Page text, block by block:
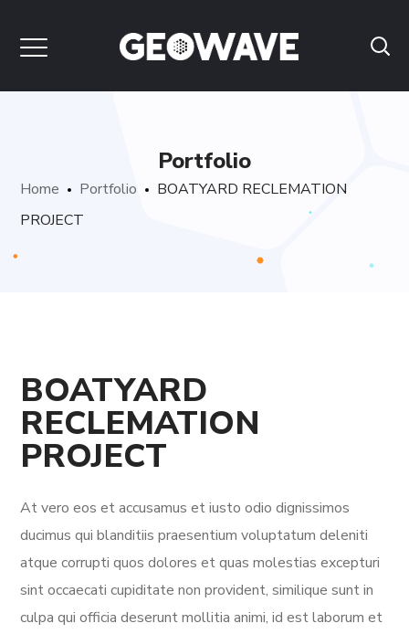
Portfolio
Home Portfolio
BOATYARD RECLEMATION
PROJECT
BOATYARD
RECLEMATION
PROJECT
At vero eos et accusamus et iusto odio dignissimos
ducimus qui blanditiis praesentium voluptatum deleniti
atque corrupti quos dolores et quas molestias excepturi
sint occaecati cupiditate non provident, similique sunt in
culpa qui officia deserunt mollitia animi, id est laborum et